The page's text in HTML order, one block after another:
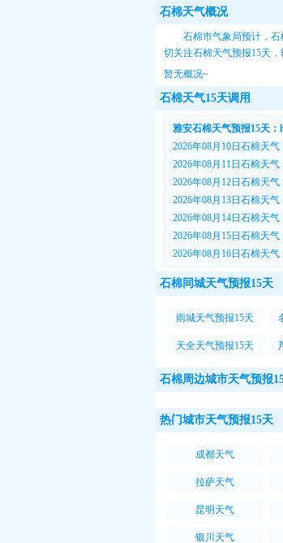
石棉天气概况
石棉市气象局预计，
切关注石棉天气预报15天
暂无概况~
石棉天气15天调用
雅安石棉天气预报15天
2026年08月10日石棉天
2026年08月11日石棉天
2026年08月12日石棉天
2026年08月13日石棉天
2026年08月14日石棉天
2026年08月15日石棉天
2026年08月16日石棉天
石棉同城天气预报15天
雨城天气预报15天
天全天气预报15天
石棉周边城市天气预报
热门城市天气预报15天
成都天气
拉萨天气
昆明天气
银川天气